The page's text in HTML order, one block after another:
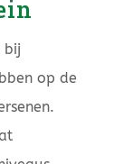
bij
op de